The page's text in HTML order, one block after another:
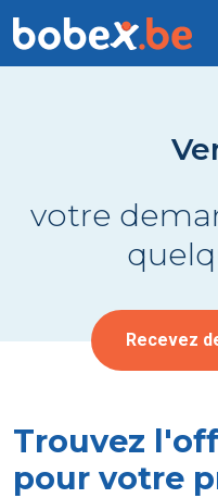
votre
Recevez
Trouvez
pour votre